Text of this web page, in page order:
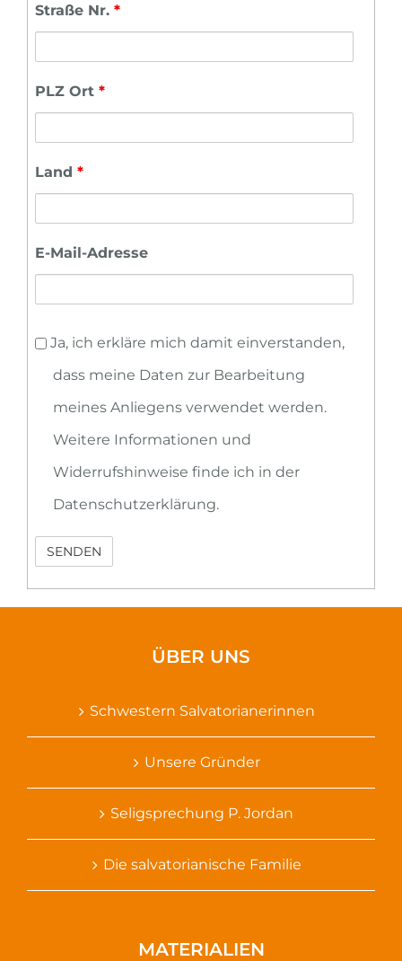
Straße Nr.*
PLZ Ort*
Land*
E-Mail-Adresse
Einverständnis
Kontakt
Ja, ich erkläre mich damit einverstanden,
dass meine Daten zur Bearbeitung
meines Anliegens verwendet werden.
Weitere Informationen und
Widerrufshinweise finde ich in der
Datenschutzerklärung.
ÜBER UNS
Schwestern Salvatorianerinnen
Unsere Gründer
Seligsprechung P. Jordan
Die salvatorianische Familie
MATERIALIEN